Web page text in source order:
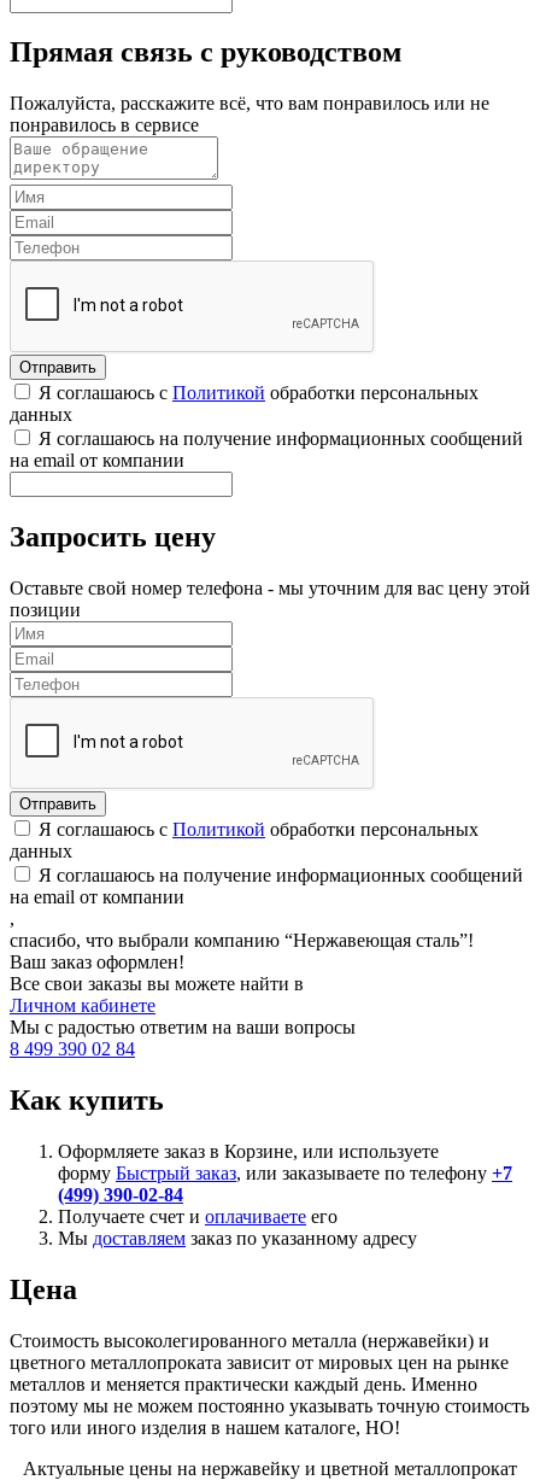
Прямая связь с руководством
Пожалуйста, расскажите всё, что вам понравилось или не
понравилось в сервисе
Я соглашаюсь с Политикой обработки персональных
данных
Я соглашаюсь на получение информационных сообщений
на email от компании
Запросить цену
Оставьте свой номер телефона - мы уточним для вас цену этой
позиции
Я соглашаюсь с Политикой обработки персональных
данных
Я соглашаюсь на получение информационных сообщений
на email от компании
,
спасибо, что выбрали компанию “Нержавеющая сталь”!
Ваш заказ оформлен!
Все свои заказы вы можете найти в
Личном кабинете
Мы с радостью ответим на ваши вопросы
8 499 390 02 84
Как купить
Оформляете заказ в Корзине, или используете
форму Быстрый заказ, или заказываете по телефону +7
(499) 390-02-84
Получаете счет и оплачиваете его
Мы доставляем заказ по указанному адресу
Цена
Стоимость высоколегированного металла (нержавейки) и
цветного металлопроката зависит от мировых цен на рынке
металлов и меняется практически каждый день. Именно
поэтому мы не можем постоянно указывать точную стоимость
того или иного изделия в нашем каталоге, НО!
Актуальные цены на нержавейку и цветной металлопрокат